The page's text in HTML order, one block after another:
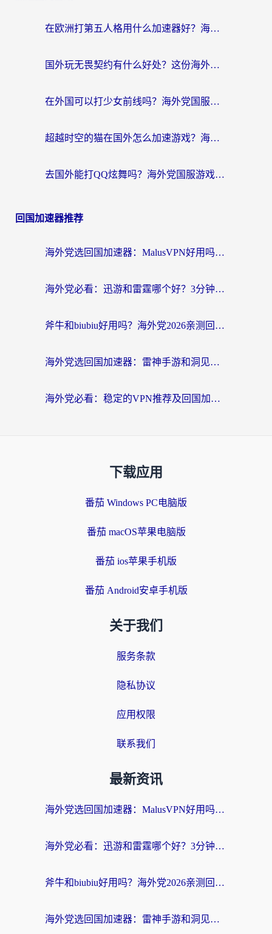
在欧洲打第五人格用什么加速器好？海外党亲测有效的国服游戏加速方案
国外玩无畏契约有什么好处？这份海外国服游戏加速指南帮你解决90%的卡顿问题
在外国可以打少女前线吗？海外党国服游戏畅玩终极指南（附避坑技巧）
超越时空的猫在国外怎么加速游戏？海外玩家国服畅玩终极指南
去国外能打QQ炫舞吗？海外党国服游戏不卡顿的终极指南
回国加速器推荐
海外党选回国加速器：MalusVPN好用吗？和快帆VPN哪个好？附真实对比与避坑指南
海外党必看：迅游和雷霆哪个好？3分钟教你选对回国加速器，无缝刷国内剧玩手游
斧牛和biubiu好用吗？海外党2026亲测回国加速器指南，附番茄加速器深度体验
海外党选回国加速器：雷神手游和洞见哪个好？附iPhone免费VPN推荐及ChickCNUfunR实测
海外党必看：稳定的VPN推荐及回国加速器选择全攻略——告别地域限制，轻松刷国内资源
下载应用
番茄 Windows PC电脑版
番茄 macOS苹果电脑版
番茄 ios苹果手机版
番茄 Android安卓手机版
关于我们
服务条款
隐私协议
应用权限
联系我们
最新资讯
海外党选回国加速器：MalusVPN好用吗？和快帆VPN哪个好？附真实对比与避坑指南
海外党必看：迅游和雷霆哪个好？3分钟教你选对回国加速器，无缝刷国内剧玩手游
斧牛和biubiu好用吗？海外党2026亲测回国加速器指南，附番茄加速器深度体验
海外党选回国加速器：雷神手游和洞见哪个好？附iPhone免费VPN推荐及ChickCNUfunR实测